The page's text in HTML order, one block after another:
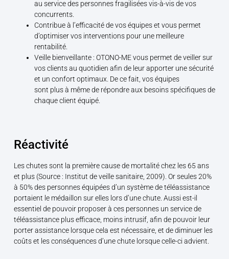
au service des personnes fragilisées vis-à-vis de vos
concurrents.
Contribue à l’efficacité de vos équipes et vous permet
d’optimiser vos interventions pour une meilleure
rentabilité.
Veille bienveillante : OTONO-ME vous permet de veiller sur
vos clients au quotidien afin de leur apporter une sécurité
et un confort optimaux. De ce fait, vos équipes
sont plus à même de répondre aux besoins spécifiques de
chaque client équipé.
Réactivité
Les chutes sont la première cause de mortalité chez les 65 ans
et plus (Source : Institut de veille sanitaire, 2009). Or seules 20%
à 50% des personnes équipées d’un système de téléassistance
portaient le médaillon sur elles lors d’une chute. Aussi est-il
essentiel de pouvoir proposer à ces personnes un service de
téléassistance plus efficace, moins intrusif, afin de pouvoir leur
porter assistance lorsque cela est nécessaire, et de diminuer les
coûts et les conséquences d’une chute lorsque celle-ci advient.